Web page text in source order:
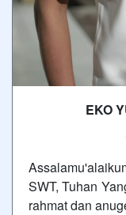
EKO
SWT, Tuhan
rahmat dan